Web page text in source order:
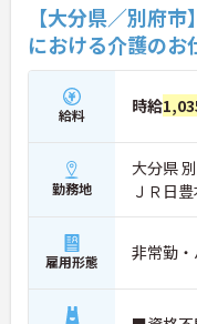
【大分県／別府
における介護の
給料 時給
勤務地
大分県
ＪＲ日
雇用形態 非常勤